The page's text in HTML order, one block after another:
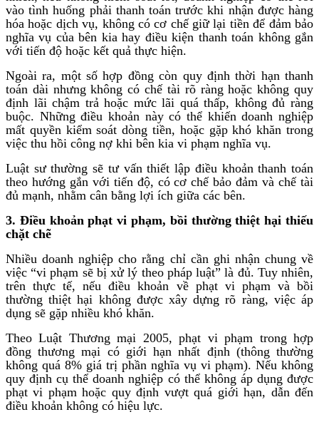
vào tình huống phải thanh toán trước khi nhận được hàng
hóa hoặc dịch vụ, không có cơ chế giữ lại tiền để đảm bảo
nghĩa vụ của bên kia hay điều kiện thanh toán không gắn
với tiến độ hoặc kết quả thực hiện.
Ngoài ra, một số hợp đồng còn quy định thời hạn thanh
toán dài nhưng không có chế tài rõ ràng hoặc không quy
định lãi chậm trả hoặc mức lãi quá thấp, không đủ ràng
buộc. Những điều khoản này có thể khiến doanh nghiệp
mất quyền kiểm soát dòng tiền, hoặc gặp khó khăn trong
việc thu hồi công nợ khi bên kia vi phạm nghĩa vụ.
Luật sư thường sẽ tư vấn thiết lập điều khoản thanh toán
theo hướng gắn với tiến độ, có cơ chế bảo đảm và chế tài
đủ mạnh, nhằm cân bằng lợi ích giữa các bên.
3. Điều khoản phạt vi phạm, bồi thường thiệt hại thiếu
chặt chẽ
Nhiều doanh nghiệp cho rằng chỉ cần ghi nhận chung về
việc “vi phạm sẽ bị xử lý theo pháp luật” là đủ. Tuy nhiên,
trên thực tế, nếu điều khoản về phạt vi phạm và bồi
thường thiệt hại không được xây dựng rõ ràng, việc áp
dụng sẽ gặp nhiều khó khăn.
Theo Luật Thương mại 2005, phạt vi phạm trong hợp
đồng thương mại có giới hạn nhất định (thông thường
không quá 8% giá trị phần nghĩa vụ vi phạm). Nếu không
quy định cụ thể doanh nghiệp có thể không áp dụng được
phạt vi phạm hoặc quy định vượt quá giới hạn, dẫn đến
điều khoản không có hiệu lực.